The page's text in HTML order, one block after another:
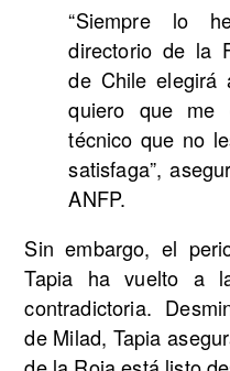
“Siempre lo
directorio de la
de Chile elegirá
quiero que me
técnico que no
satisfaga”,
ANFP.
Sin embargo, el
Tapia ha vuelto a
contradictoria.
de Milad, Tapia